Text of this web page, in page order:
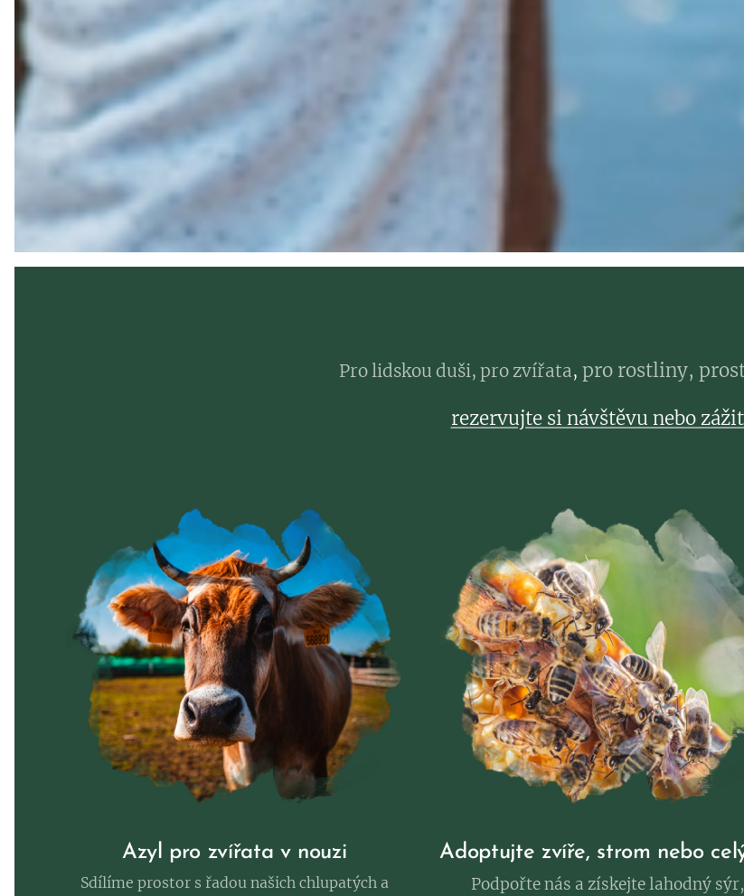
Pro lidskou duši, pro zvířata, pro rostliny,
rezervujte si návštěvu nebo
Azyl pro zvířata v nouzi
Sdílíme prostor s řadou našich chlupatých a
Adoptujte zvíře, strom nebo
Podpořte nás a získejte lahodný sýr,